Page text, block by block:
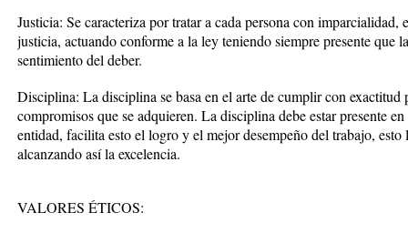
Justicia: Se caracteriza por tratar a cada persona con
justicia, actuando conforme a la ley teniendo siempre presente que
sentimiento del deber.
Disciplina: La disciplina se basa en el arte de cumplir con exactitud
compromisos que se adquieren. La disciplina debe estar presente
entidad, facilita esto el logro y el mejor desempeño del trabajo,
alcanzando así la excelencia.
VALORES ÉTICOS: